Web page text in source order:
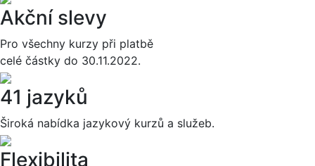
Akční slevy
Pro všechny kurzy při platbě
celé částky do 30.11.2022.
41 jazyků
Široká nabídka jazykový kurzů a služeb.
Flexibilita